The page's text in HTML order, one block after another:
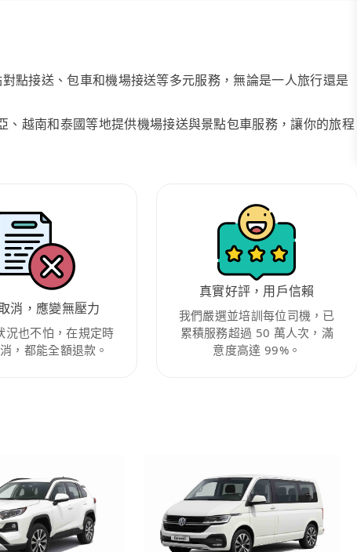
點接送、包車和機場接送等多元服務，無論是一人旅行還是
越南和泰國等地提供機場接送與景點包車服務，讓你的旅程
消，應變無壓力
況也不怕，在規定時
，都能全額退款。
真實好評，用戶信賴
我們嚴選並培訓每位司機，已
累積服務超過 50 萬人次，滿
意度高達 99%。